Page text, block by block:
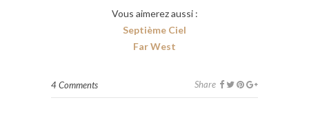
Vous aimerez aussi :
Septième Ciel
Far West
4 Comments Share